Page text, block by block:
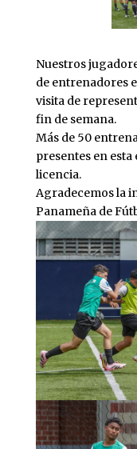
Nuestros
de entrenadores
visita de
fin de semana.
Más de 50
presentes en
licencia.
Agradecemos la
Panameña de